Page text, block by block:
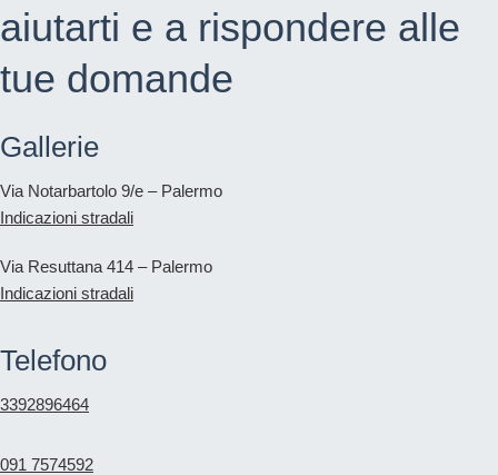
aiutarti e a rispondere alle
tue domande
Gallerie
Via Notarbartolo 9/e – Palermo
Indicazioni stradali
Via Resuttana 414 – Palermo
Indicazioni stradali
Telefono
3392896464
091 7574592